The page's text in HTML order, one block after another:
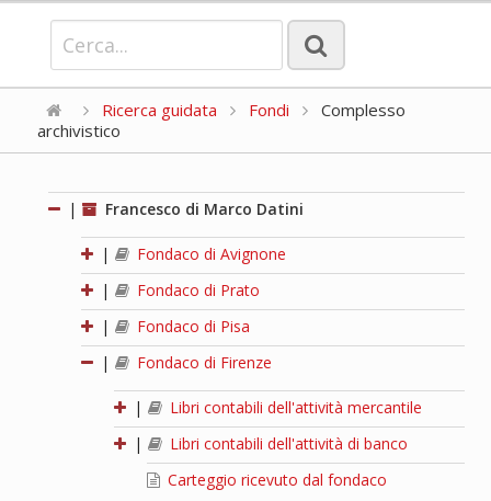
Ricerca guidata Fondi
Complesso
archivistico
| Francesco di Marco Datini
|
Fondaco di Avignone
|
Fondaco di Prato
|
Fondaco di Pisa
|
Fondaco di Firenze
|
Libri contabili dell'attività mercantile
|
Libri contabili dell'attività di banco
Carteggio ricevuto dal fondaco